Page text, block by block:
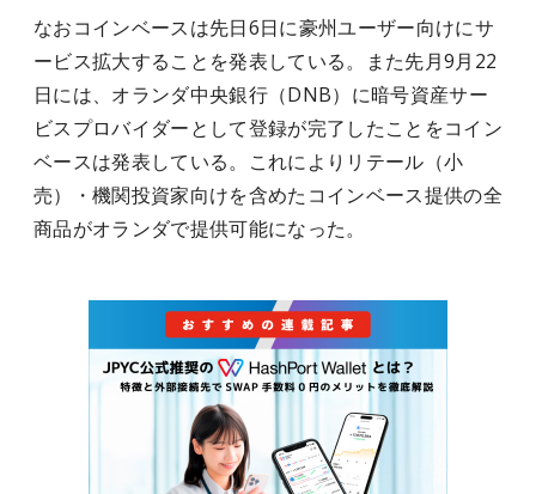
なおコインベースは先日6日に豪州ユーザー向けにサ
ービス拡大することを発表している。また先月9月22
日には、オランダ中央銀行（DNB）に暗号資産サー
ビスプロバイダーとして登録が完了したことをコイン
ベースは発表している。これによりリテール（小
売）・ 機関投資家向けを含めたコインベース提供の全
商品がオランダで提供可能になった。